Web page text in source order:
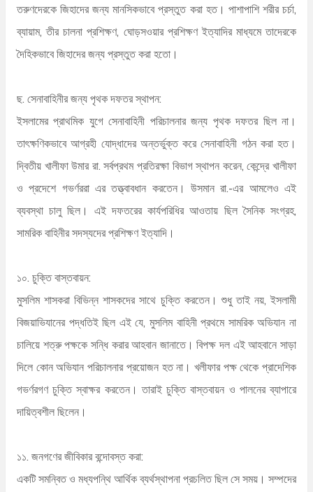
তরুণদেরকে জিহাদের জন্য মানসিকভাবে প্রস্তুত করা হত। পাশাপাশি শরীর চর্চা,
ব্যায়াম, তীর চালনা প্রশিক্ষণ, ঘোড়সওয়ার প্রশিক্ষণ ইত্যাদির মাধ্যমে তাদেরকে
দৈহিকভাবে জিহাদের জন্য প্রস্তুত করা হতো।
ছ. সেনাবাহিনীর জন্য পৃথক দফতর স্থাপন:
ইসলামের প্রাথমিক যুগে সেনাবাহিনী পরিচালনার জন্য পৃথক দফতর ছিল না।
তাৎক্ষণিকভাবে আগ্রহী যোদ্ধাদের অন্তর্ভুক্ত করে সেনাবাহিনী গঠন করা হত।
দ্বিতীয় খালীফা উমার রা. সর্বপ্রথম প্রতিরক্ষা বিভাগ স্থাপন করেন, কেন্দ্রে খালীফা
ও প্রদেশে গভর্ণররা এর তত্ত্বাবধান করতেন। উসমান রা.-এর আমলেও এই
ব্যবস্থা চালু ছিল। এই দফতরের কার্যপরিধির আওতায় ছিল সৈনিক সংগ্রহ,
সামরিক বাহিনীর সদস্যদের প্রশিক্ষণ ইত্যাদি।
১০. চুক্তি বাস্তবায়ন:
মুসলিম শাসকরা বিভিন্ন শাসকদের সাথে চুক্তি করতেন। শুধু তাই নয়, ইসলামী
বিজয়াভিযানের পদ্ধতিই ছিল এই যে, মুসলিম বাহিনী প্রথমে সামরিক অভিযান না
চালিয়ে শত্রু পক্ষকে সন্ধি করার আহবান জানাতে। বিপক্ষ দল এই আহবানে সাড়া
দিলে কোন অভিযান পরিচালনার প্রয়োজন হত না। খলীফার পক্ষ থেকে প্রাদেশিক
গভর্ণরগণ চুক্তি স্বাক্ষর করতেন। তারাই চুক্তি বাস্তবায়ন ও পালনের ব্যাপারে
দায়িত্বশীল ছিলেন।
১১. জনগণের জীবিকার বন্দোবস্ত করা:
একটি সমন্বিত ও মধ্যপন্থি আর্থিক ব্যর্থস্থাপনা প্রচলিত ছিল সে সময়। সম্পদের